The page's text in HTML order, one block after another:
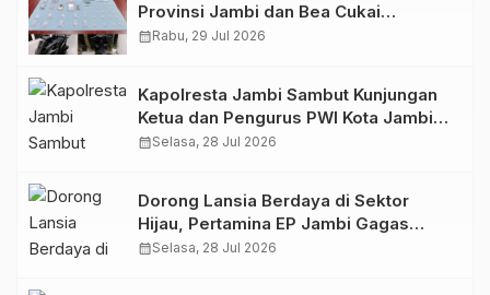
Provinsi Jambi dan Bea Cukai
Amankan Sembilan Pelaku beserta
calendar_monthRabu, 29 Jul 2026
Kapolresta Jambi Sambut Kunjungan
Ketua dan Pengurus PWI Kota Jambi
Perkuat Sinergi dan Kolaborasi
calendar_monthSelasa, 28 Jul 2026
Dorong Lansia Berdaya di Sektor
Hijau, Pertamina EP Jambi Gagas
Lansiapreneur Batik Eco-Print
calendar_monthSelasa, 28 Jul 2026